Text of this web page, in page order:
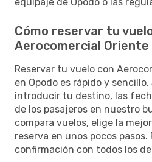
Cómo reservar tu
Aerocomercial Oriente
Reservar tu vuelo con
en Opodo es rápido y
introducir tu destino, las
de los pasajeros en nuestro
compara vuelos, elige la
reserva en unos pocos
confirmación con todos los